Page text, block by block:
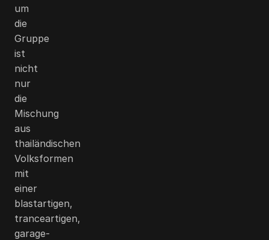
um
die
Gruppe
ist
nicht
nur
die
Mischung
aus
thailändischen
Volksformen
mit
einer
blastartigen,
tranceartigen,
garage-